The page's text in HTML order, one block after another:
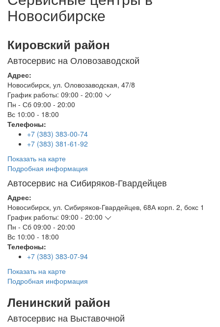
Новосибирске
Кировский район
Автосервис на Оловозаводской
Адрес:
Новосибирск, ул. Оловозаводская, 47/8
График работы: 09:00 - 20:00
Пн - Сб 09:00 - 20:00
Вс 10:00 - 18:00
Телефоны:
+7 (383) 383-00-74
+7 (383) 381-61-92
Показать на карте
Подробная информация
Автосервис на Сибиряков-Гвардейцев
Адрес:
Новосибирск, ул. Сибиряков-Гвардейцев, 68А корп. 2, бокс 1
График работы: 09:00 - 20:00
Пн - Сб 09:00 - 20:00
Вс 10:00 - 18:00
Телефоны:
+7 (383) 383-07-94
Показать на карте
Подробная информация
Ленинский район
Автосервис на Выставочной